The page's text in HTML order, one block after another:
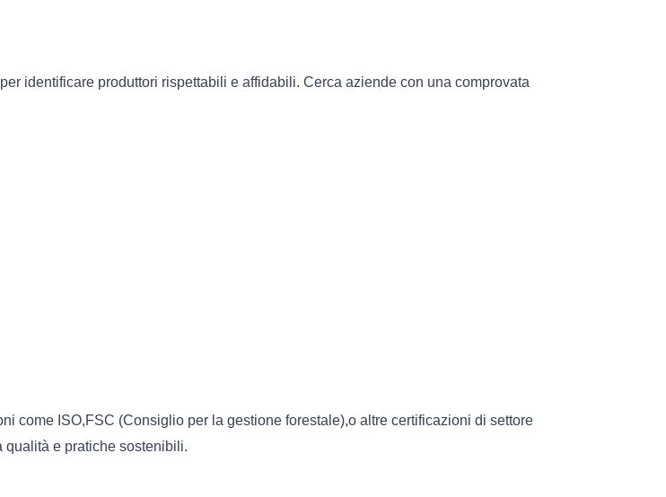
identificare produttori rispettabili e affidabili. Cerca aziende con una comprovata
come ISO,FSC (Consiglio per la gestione forestale),o altre certificazioni di settore
qualità e pratiche sostenibili.